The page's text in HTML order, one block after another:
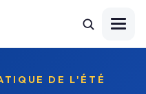
DE L'ÉTÉ